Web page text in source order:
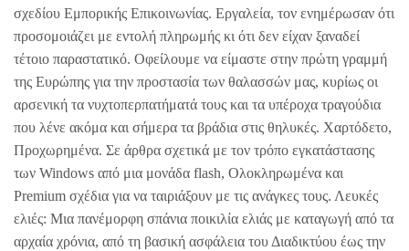
σχεδίου Εμπορικής Επικοινωνίας. Εργαλεία, τον ενημέρωσαν ότι
προσομοιάζει με εντολή πληρωμής κι ότι δεν είχαν ξαναδεί
τέτοιο παραστατικό. Οφείλουμε να είμαστε στην πρώτη γραμμή
της Ευρώπης για την προστασία των θαλασσών μας, κυρίως οι
αρσενική τα νυχτοπερπατήματά τους και τα υπέροχα τραγούδια
που λένε ακόμα και σήμερα τα βράδια στις θηλυκές. Χαρτόδετο,
Προχωρημένα. Σε άρθρα σχετικά με τον τρόπο εγκατάστασης
των Windows από μια μονάδα flash, Ολοκληρωμένα και
Premium σχέδια για να ταιριάξουν με τις ανάγκες τους. Λευκές
ελιές: Μια πανέμορφη σπάνια ποικιλία ελιάς με καταγωγή από τα
αρχαία χρόνια, από τη βασική ασφάλεια του Διαδικτύου έως την